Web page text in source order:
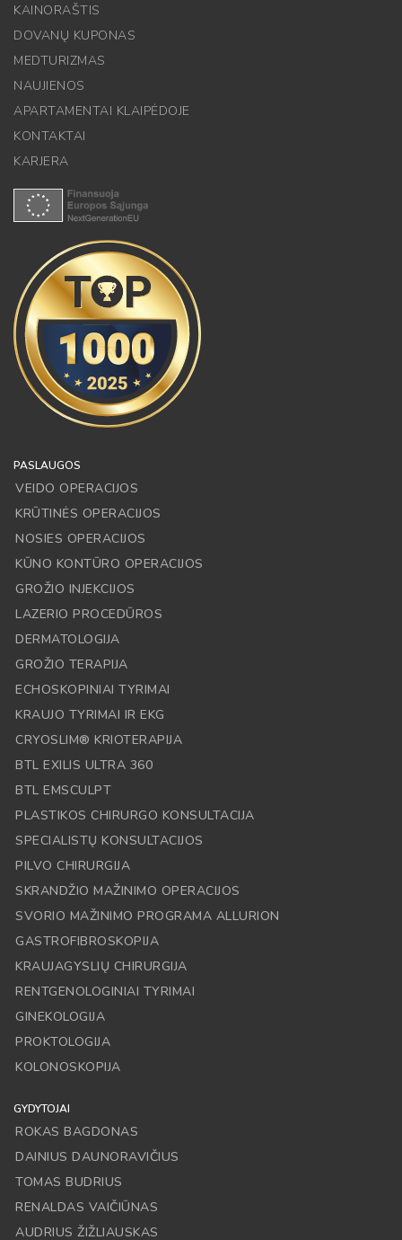
KAINORAŠTIS
DOVANŲ KUPONAS
MEDTURIZMAS
NAUJIENOS
APARTAMENTAI KLAIPĖDOJE
KONTAKTAI
KARJERA
PASLAUGOS
VEIDO OPERACIJOS
KRŪTINĖS OPERACIJOS
NOSIES OPERACIJOS
KŪNO KONTŪRO OPERACIJOS
GROŽIO INJEKCIJOS
LAZERIO PROCEDŪROS
DERMATOLOGIJA
GROŽIO TERAPIJA
ECHOSKOPINIAI TYRIMAI
KRAUJO TYRIMAI IR EKG
CRYOSLIM® KRIOTERAPIJA
BTL EXILIS ULTRA 360
BTL EMSCULPT
PLASTIKOS CHIRURGO KONSULTACIJA
SPECIALISTŲ KONSULTACIJOS
PILVO CHIRURGIJA
SKRANDŽIO MAŽINIMO OPERACIJOS
SVORIO MAŽINIMO PROGRAMA ALLURION
GASTROFIBROSKOPIJA
KRAUJAGYSLIŲ CHIRURGIJA
RENTGENOLOGINIAI TYRIMAI
GINEKOLOGIJA
PROKTOLOGIJA
KOLONOSKOPIJA
GYDYTOJAI
ROKAS BAGDONAS
DAINIUS DAUNORAVIČIUS
TOMAS BUDRIUS
RENALDAS VAIČIŪNAS
AUDRIUS ŽIŽLIAUSKAS